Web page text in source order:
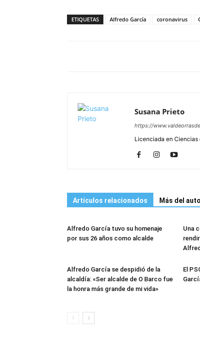
ETIQUETAS Alfredo García coronavirus
Susana Prieto
https://
Licenciada en Ciencias
Artículos relacionados Más del
Alfredo García tuvo su homenaje
por sus 26 años como alcalde
Una
Alfredo García se despidió de la
alcaldía: «Ser alcalde de O Barco fue
la honra más grande de mi vida»
El